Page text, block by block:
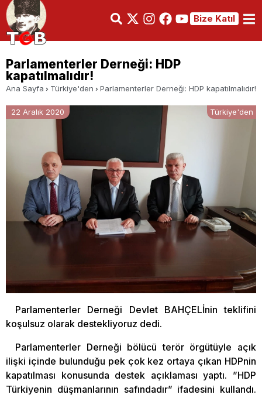
Bize Katıl
Parlamenterler Derneği: HDP
kapatılmalıdır!
Ana Sayfa Türkiye'den Parlamenterler Derneği: HDP kapatılmalıdır!
22 Aralık 2020 Türkiye'den
Parlamenterler Derneği Devlet BAHÇELİnin teklifini
koşulsuz olarak destekliyoruz dedi.
Parlamenterler Derneği bölücü terör örgütüyle açık
ilişki içinde bulunduğu pek çok kez ortaya çıkan HDPnin
kapatılması konusunda destek açıklaması yaptı. ”HDP
Türkiyenin düşmanlarının safındadır” ifadesini kullandı.